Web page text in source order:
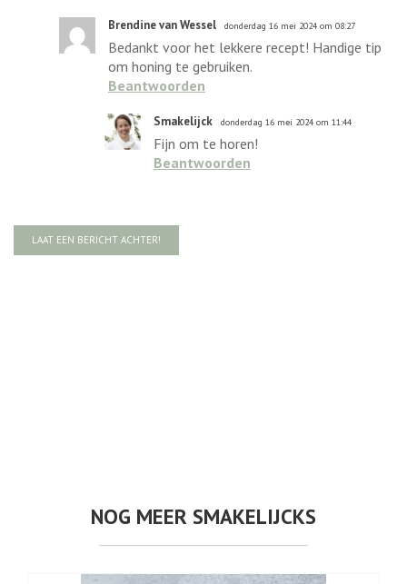
Brendine van Wessel donderdag 16 mei 2024 om 08:27
Bedankt voor het lekkere recept! Handige tip
om honing te gebruiken.
Beantwoorden
Smakelijck donderdag 16 mei 2024 om 11:44
Fijn om te horen!
Beantwoorden
LAAT EEN BERICHT ACHTER!
NOG MEER SMAKELIJCKS